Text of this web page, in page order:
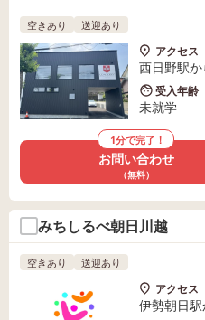
空きあり 送迎あり
アクセス
西日野駅
受入年齢
未就学
1分で完了！
お問い合わせ
（無料）
みちしるべ朝日川越
空きあり 送迎あり
アクセス
伊勢朝日